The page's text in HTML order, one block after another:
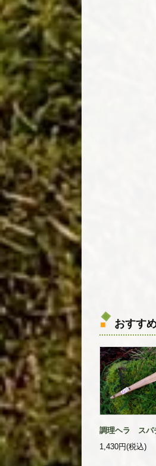
おすす
調理ヘラ スパ
1,430円(税込)